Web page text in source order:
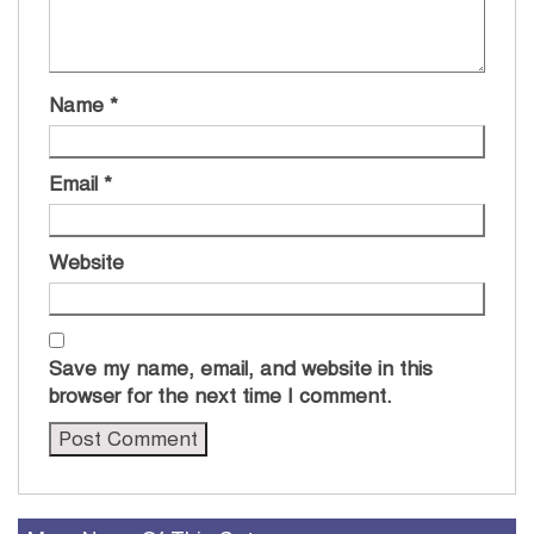
Name *
Email *
Website
Save my name, email, and website in this
browser for the next time I comment.